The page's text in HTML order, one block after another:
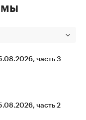
часть 3
часть 2